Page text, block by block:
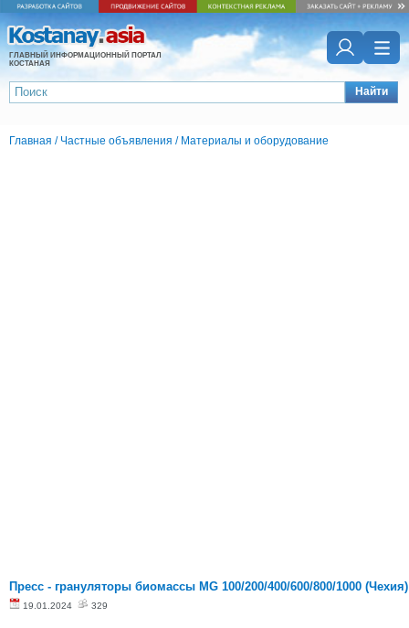
ГЛАВНЫЙ ИНФОРМАЦИОННЫЙ ПОРТАЛ
КОСТАНАЯ
Найти
Главная / Частные объявления / Материалы и оборудование
Пресс - грануляторы биомассы MG 100/200/400/600/800/1000 (Чехия)
19.01.2024 329